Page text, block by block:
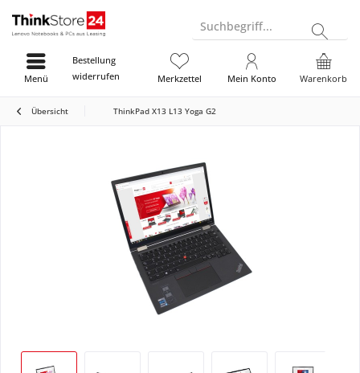
Suchbegriff...
Bestellung
widerrufen
Warenkorb
Merkzettel Mein Konto
Menü
Übersicht ThinkPad X13 L13 Yoga G2